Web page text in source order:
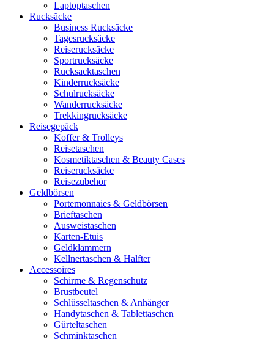
Laptoptaschen
Rucksäcke
Business Rucksäcke
Tagesrucksäcke
Reiserucksäcke
Sportrucksäcke
Rucksacktaschen
Kinderrucksäcke
Schulrucksäcke
Wanderrucksäcke
Trekkingrucksäcke
Reisegepäck
Koffer & Trolleys
Reisetaschen
Kosmetiktaschen & Beauty Cases
Reiserucksäcke
Reisezubehör
Geldbörsen
Portemonnaies & Geldbörsen
Brieftaschen
Ausweistaschen
Karten-Etuis
Geldklammern
Kellnertaschen & Halfter
Accessoires
Schirme & Regenschutz
Brustbeutel
Schlüsseltaschen & Anhänger
Handytaschen & Tablettaschen
Gürteltaschen
Schminktaschen